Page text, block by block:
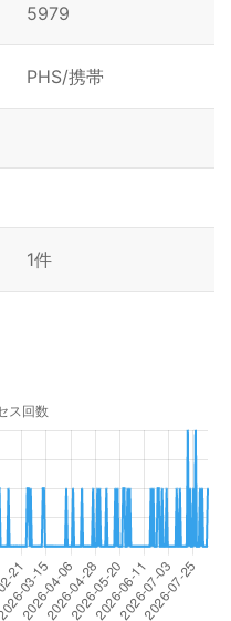
5979
PHS/携帯
1件